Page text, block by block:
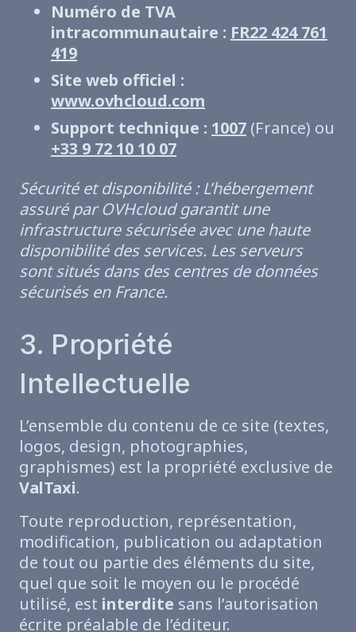
Numéro de TVA
intracommunautaire : FR22 424 761
419
Site web officiel :
www.ovhcloud.com
Support technique : 1007 (France) ou
+33 9 72 10 10 07
Sécurité et disponibilité : L’hébergement
assuré par OVHcloud garantit une
infrastructure sécurisée avec une haute
disponibilité des services. Les serveurs
sont situés dans des centres de données
sécurisés en France.
3. Propriété
Intellectuelle
L’ensemble du contenu de ce site (textes,
logos, design, photographies,
graphismes) est la propriété exclusive de
ValTaxi.
Toute reproduction, représentation,
modification, publication ou adaptation
de tout ou partie des éléments du site,
quel que soit le moyen ou le procédé
utilisé, est interdite sans l’autorisation
écrite préalable de l’éditeur.